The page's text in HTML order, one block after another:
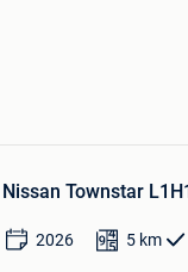
Nissan Townstar
2026 5 km